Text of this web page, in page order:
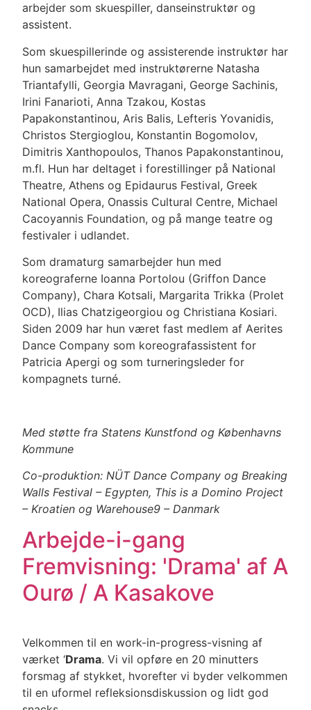
arbejder som skuespiller, danseinstruktør og
assistent.
Som skuespillerinde og assisterende instruktør har
hun samarbejdet med instruktørerne Natasha
Triantafylli, Georgia Mavragani, George Sachinis,
Irini Fanarioti, Anna Tzakou, Kostas
Papakonstantinou, Aris Balis, Lefteris Yovanidis,
Christos Stergioglou, Konstantin Bogomolov,
Dimitris Xanthopoulos, Thanos Papakonstantinou,
m.fl. Hun har deltaget i forestillinger på National
Theatre, Athens og Epidaurus Festival, Greek
National Opera, Onassis Cultural Centre, Michael
Cacoyannis Foundation, og på mange teatre og
festivaler i udlandet.
Som dramaturg samarbejder hun med
koreograferne Ioanna Portolou (Griffon Dance
Company), Chara Kotsali, Margarita Trikka (Prolet
OCD), Ilias Chatzigeorgiou og Christiana Kosiari.
Siden 2009 har hun været fast medlem af Aerites
Dance Company som koreografassistent for
Patricia Apergi og som turneringsleder for
kompagnets turné.
Med støtte fra Statens Kunstfond og Københavns
Kommune
Co-produktion: NÜT Dance Company og Breaking
Walls Festival – Egypten, This is a Domino Project
– Kroatien og Warehouse9 – Danmark
Arbejde-i-gang
Fremvisning: 'Drama' af A
Ourø / A Kasakove
Velkommen til en work-in-progress-visning af
værket ‘Drama. Vi vil opføre en 20 minutters
forsmag af stykket, hvorefter vi byder velkommen
til en uformel refleksionsdiskussion og lidt god